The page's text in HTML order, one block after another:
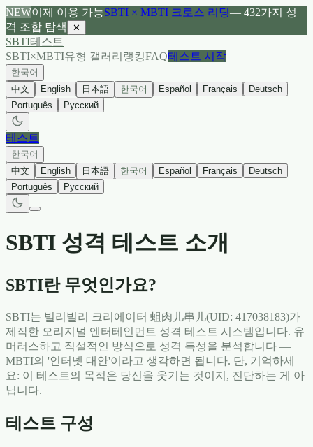
NEW이제 이용 가능SBTI × MBTI 크로스 리딩— 432가지 성
격 조합 탐색
✕
SBTI테스트
SBTI×MBTI유형 갤러리 랭킹FAQ테스트 시작
한국어
中文
English 日本語 한국어 Español Français
Deutsch
Português
Русский
테스트
한국어
中文
English 日本語 한국어 Español Français
Deutsch
Português
Русский
SBTI 성격 테스트 소개
SBTI란 무엇인가요?
SBTI는 빌리빌리 크리에이터 蛆肉儿串儿(UID: 417038183)가
제작한 오리지널 엔터테인먼트 성격 테스트 시스템입니다. 유
머러스하고 직설적인 방식으로 성격 특성을 분석합니다 —
MBTI의 '인터넷 대안'이라고 생각하면 됩니다. 단, 기억하세
요: 이 테스트의 목적은 당신을 웃기는 것이지, 진단하는 게 아
닙니다.
테스트 구성